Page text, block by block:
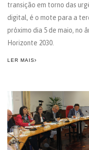
transição em torno das
digital, é o mote para a
próximo dia 5 de maio, no
Horizonte 2030.
LER MAIS